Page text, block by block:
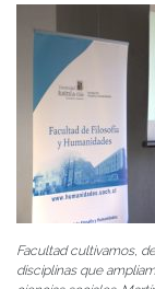
Facultad cultivamos,
disciplinas que